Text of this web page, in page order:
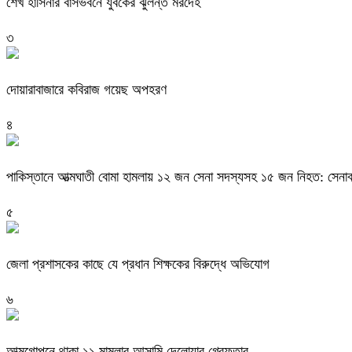
৩
দোয়ারাবাজারে কবিরাজ গয়েছ অপহরণ
৪
পাকিস্তানে আত্মঘাতী বোমা হামলায় ১২ জন সেনা সদস্যসহ ১৫ জন নিহত:
৫
জেলা প্রশাসকের কাছে যে প্রধান শিক্ষকের বিরুদ্ধে অভিযোগ
৬